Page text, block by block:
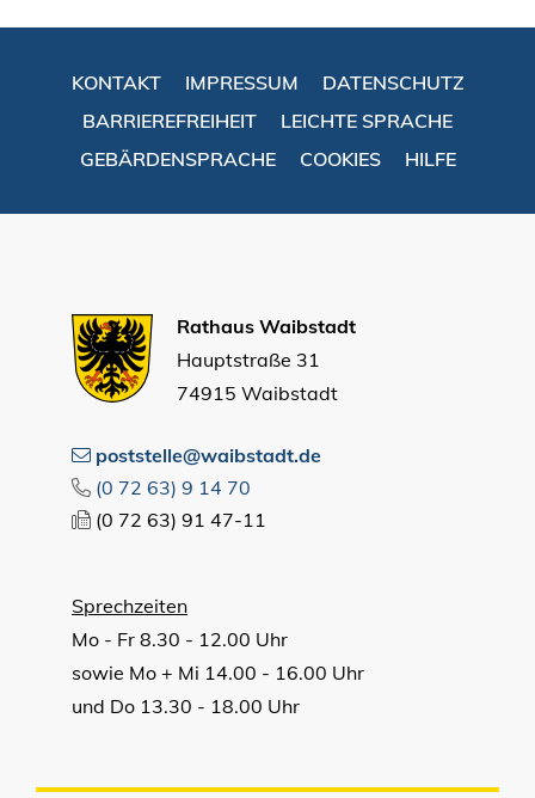
KONTAKT IMPRESSUM
DATENSCHUTZ
BARRIEREFREIHEIT
LEICHTE SPRACHE
GEBÄRDENSPRACHE
COOKIES HILFE
Rathaus Waibstadt
Hauptstraße 31
74915 Waibstadt
poststelle@waibstadt.de
(0 72 63) 9 14 70
(0 72 63) 91 47-11
Sprechzeiten
Mo - Fr 8.30 - 12.00 Uhr
sowie Mo + Mi 14.00 - 16.00 Uhr
und Do 13.30 - 18.00 Uhr